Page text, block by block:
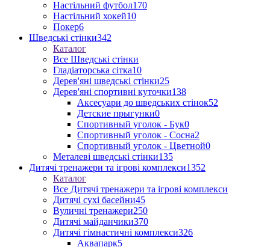
Настільний футбол170
Настільний хокей10
Покер6
Шведські стінки342
Каталог
Все Шведські стінки
Гладіаторська сітка10
Дерев'яні шведські стінки25
Дерев'яні спортивні куточки138
Аксесуари до шведських стінок52
Детские прыгунки0
Спортивный уголок - Бук0
Спортивный уголок - Сосна2
Спортивный уголок - Цветной0
Металеві шведські стінки135
Дитячі тренажери та ігрові комплекси1352
Каталог
Все Дитячі тренажери та ігрові комплекси
Дитячі сухі басейни45
Вуличні тренажери250
Дитячі майданчики370
Дитячі гімнастичні комплекси326
Аквапарк5